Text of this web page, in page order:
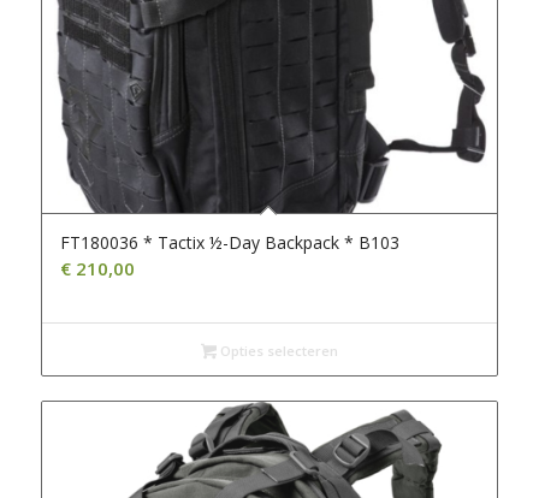
FT180036 * Tactix ½-Day Backpack * B103
€210,00
Opties selecteren